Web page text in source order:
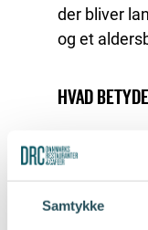
Samtykke
der bliver
og et
HVAD
Det kan
entré eller